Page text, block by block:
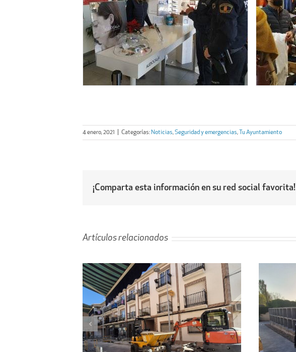
4 enero, 2021 Categorías: Noticias,Seguridad y emergencias, Tu Ayuntamiento
¡Comparta esta información en su red social favorita!
Artículos relacionados
de la Generación
final de las Fiestas
Visita de la consejera de Hacienda
al Pabellón Cubierto Municipal